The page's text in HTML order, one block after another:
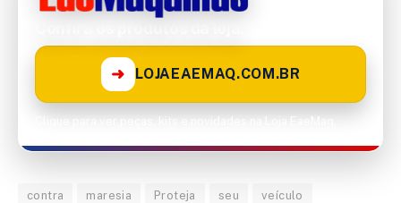
➜ LOJAEAEMAQ.COM.BR
contra maresia Proteja seu veículo